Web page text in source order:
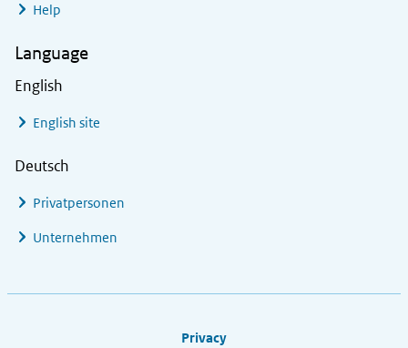
Help
Language
English
English site
Deutsch
Privatpersonen
Unternehmen
Privacy